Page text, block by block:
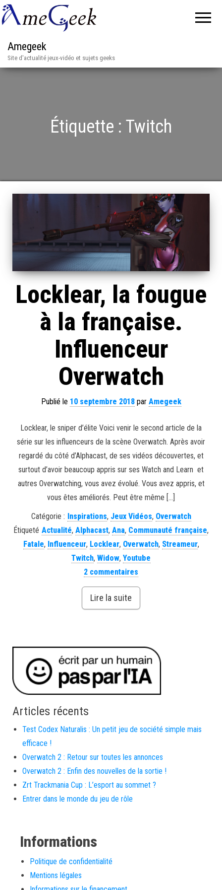
Amegeek
Site d'actualité jeux-vidéo et sujets geeks
Étiquette : Twitch
Locklear, la fougue
à la française.
Influenceur
Overwatch
Publié le 10 septembre 2018par Amegeek
Locklear, le sniper d’élite Voici venir le second article de la
série sur les influenceurs de la scène Overwatch. Après avoir
regardé du côté d’Alphacast, de ses vidéos découvertes, et
surtout d’avoir beaucoup appris sur ses Watch and Learn et
autres Overwatching, vous avez évolué. Vous avez appris, et
vous êtes améliorés. Peut être même […]
Catégorie : Inspirations, Jeux Vidéos, Overwatch
Étiqueté Actualité, Alphacast, Ana, Communauté française,
Fatale, Influenceur, Locklear, Overwatch, Streameur,
Twitch, Widow, Youtube
2 commentaires
Lire la suite
Articles récents
Test Codex Naturalis : Un petit jeu de société simple mais
efficace !
Overwatch 2 : Retour sur toutes les annonces
Overwatch 2 : Enfin des nouvelles de la sortie !
Zrt Trackmania Cup : L’esport au sommet ?
Entrer dans le monde du jeu de rôle
Informations
Politique de confidentialité
Mentions légales